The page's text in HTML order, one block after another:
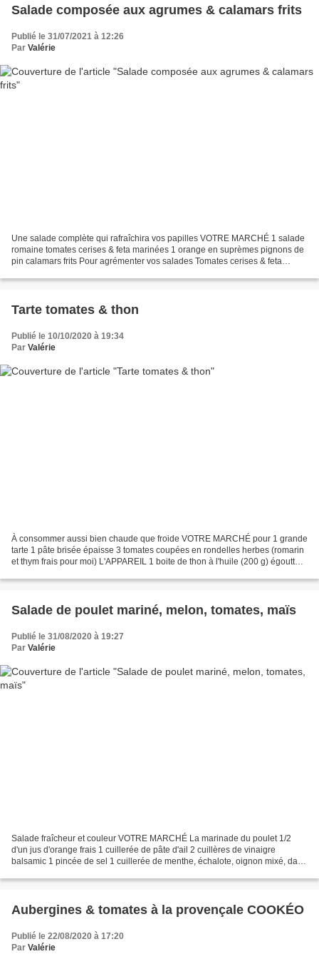
Salade composée aux agrumes & calamars frits
Publié le 31/07/2021 à 12:26
Par Valérie
Une salade complète qui rafraîchira vos papilles VOTRE MARCHÉ 1 salade
romaine tomates cerises & feta marinées 1 orange en suprèmes pignons de
pin calamars frits Pour agrémenter vos salades Tomates cerises & feta
Tarte tomates & thon
Publié le 10/10/2020 à 19:34
Par Valérie
À consommer aussi bien chaude que froide VOTRE MARCHÉ pour 1 grande
tarte 1 pâte brisée épaisse 3 tomates coupées en rondelles herbes (romarin
et thym frais pour moi) L'APPAREIL 1 boite de thon à l'huile (200 g) égoutté 2
Salade de poulet mariné, melon, tomates, maïs
Publié le 31/08/2020 à 19:27
Par Valérie
Salade fraîcheur et couleur VOTRE MARCHÉ La marinade du poulet 1/2
d'un jus d'orange frais 1 cuillerée de pâte d'ail 2 cuillères de vinaigre
balsamic 1 pincée de sel 1 cuillerée de menthe, échalote, oignon mixé, dans
Aubergines & tomates à la provençale COOKÉO
Publié le 22/08/2020 à 17:20
Par Valérie